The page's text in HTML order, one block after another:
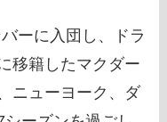
ーに入団し、ドラ
移籍したマクダー
ニューヨーク、ダ